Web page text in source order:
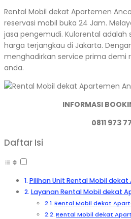
Rental Mobil dekat Apartemen
reservasi mobil buka 24 Jam.
jasa pengemudi. Kulorental adalah
harga terjangkau di Jakarta.
menghadirkan service prima demi
anda.
INFORMASI
0811 973
Daftar Isi
Pilihan Unit Rental Mobil
Layanan Rental Mobil dekat
Rental Mobil dekat
Rental Mobil dekat